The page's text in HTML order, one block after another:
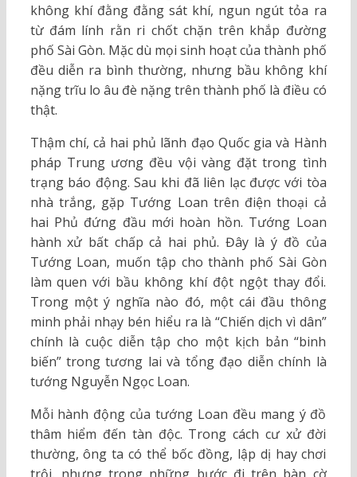
không khí đằng đằng sát khí, ngun ngút tỏa ra
từ đám lính rằn ri chốt chặn trên khắp đường
phố Sài Gòn. Mặc dù mọi sinh hoạt của thành phố
đều diễn ra bình thường, nhưng bầu không khí
nặng trĩu lo âu đè nặng trên thành phố là điều có
thật.
Thậm chí, cả hai phủ lãnh đạo Quốc gia và Hành
pháp Trung ương đều vội vàng đặt trong tình
trạng báo động. Sau khi đã liên lạc được với tòa
nhà trắng, gặp Tướng Loan trên điện thoại cả
hai Phủ đứng đầu mới hoàn hồn. Tướng Loan
hành xử bất chấp cả hai phủ. Đây là ý đồ của
Tướng Loan, muốn tập cho thành phố Sài Gòn
làm quen với bầu không khí đột ngột thay đổi.
Trong một ý nghĩa nào đó, một cái đầu thông
minh phải nhạy bén hiểu ra là “Chiến dịch vì dân”
chính là cuộc diễn tập cho một kịch bản “binh
biến” trong tương lai và tổng đạo diễn chính là
tướng Nguyễn Ngọc Loan.
Mỗi hành động của tướng Loan đều mang ý đồ
thâm hiểm đến tàn độc. Trong cách cư xử đời
thường, ông ta có thể bốc đồng, lập dị hay chơi